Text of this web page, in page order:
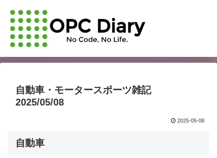
自動車・モータースポーツ雑記
2025/05/08
2025-05-08
自動車